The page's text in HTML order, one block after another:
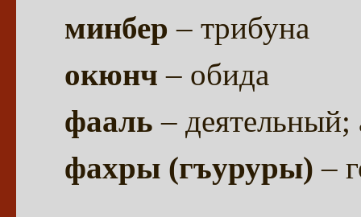
минбер– трибуна
окюнч– обида
фааль– деятельный;
фахры (гъуруры)–